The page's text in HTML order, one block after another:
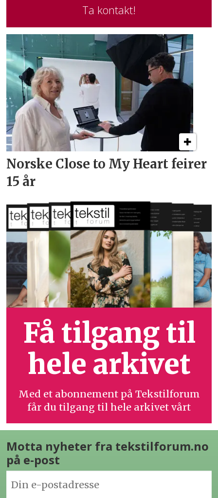
Ta kontakt!
Norske Close to My Heart feirer
15 år
Få tilgang til
hele arkivet
Med et abonnement på Tekstilforum
får du tilgang til hele arkivet vårt
Motta nyheter fra tekstilforum.no
på e-post